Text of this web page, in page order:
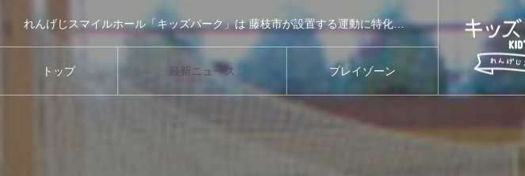
トップ
最新ニュース
NEWS・TOPICS
プレイゾーン
れんげじスマイルホール「キッズパーク」は 藤枝市が設置する運動に特化した子育て支援施設です。